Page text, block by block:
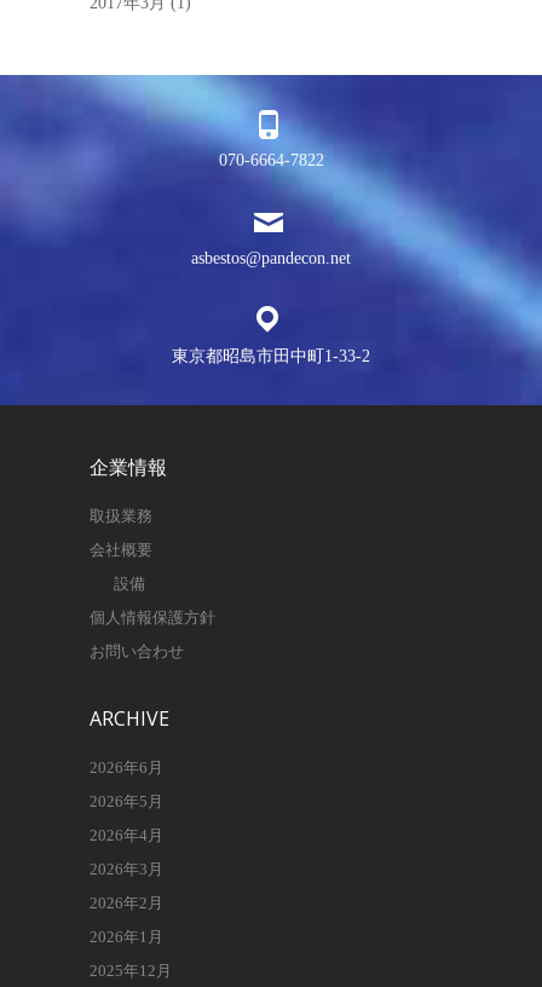
070-6664-7822
asbestos@pandecon.net
東京都昭島市田中町1-33-2
企業情報
取扱業務
会社概要
設備
個人情報保護方針
お問い合わせ
ARCHIVE
2026年6月
2026年5月
2026年4月
2026年3月
2026年2月
2026年1月
2025年12月